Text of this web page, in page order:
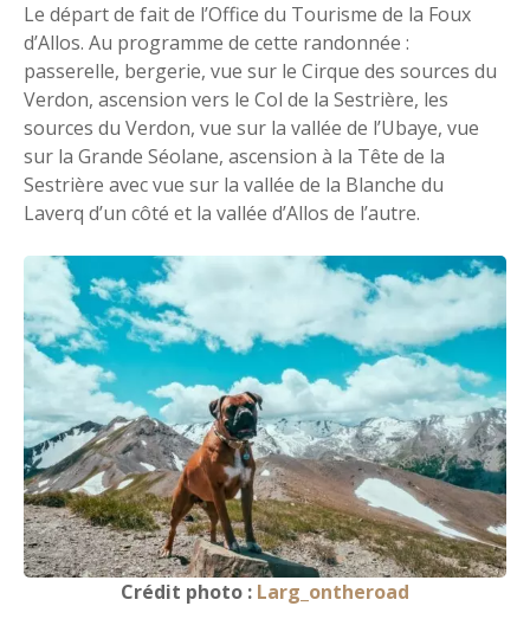
Le départ de fait de l’Office du Tourisme de la Foux
d’Allos. Au programme de cette randonnée :
passerelle, bergerie, vue sur le Cirque des sources du
Verdon, ascension vers le Col de la Sestrière, les
sources du Verdon, vue sur la vallée de l’Ubaye, vue
sur la Grande Séolane, ascension à la Tête de la
Sestrière avec vue sur la vallée de la Blanche du
Laverq d’un côté et la vallée d’Allos de l’autre.
Crédit photo : Larg_ontheroad